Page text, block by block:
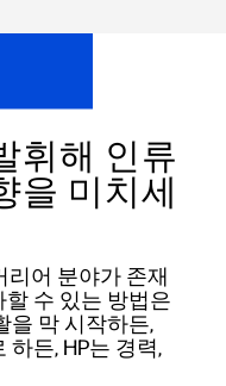
휘해 인류
을 미치세
어 분야가 존재
수 있는 방법은
을 막 시작하든,
하든, HP는 경력,